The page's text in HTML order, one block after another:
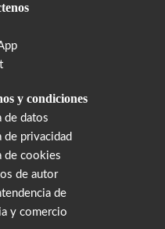
y condiciones
de datos
de privacidad
de cookies
de autor
de
y comercio